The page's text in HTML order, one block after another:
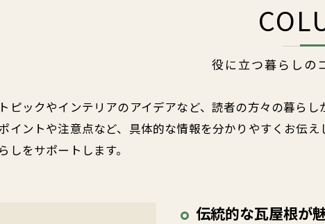
役に立つ暮らしの
ピックやインテリアのアイデアなど、読者の方々の暮ら
イントや注意点など、具体的な情報を分かりやすくお伝
しをサポートします。
伝統的な瓦屋根が